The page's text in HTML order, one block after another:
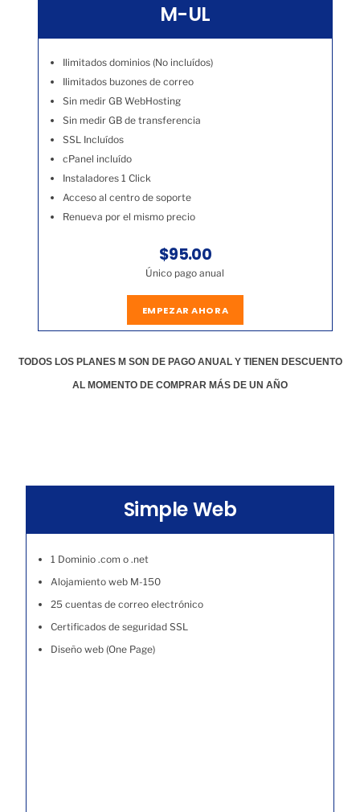
M-UL
Ilimitados dominios (No incluídos)
Ilimitados buzones de correo
Sin medir GB WebHosting
Sin medir GB de transferencia
SSL Incluídos
cPanel incluído
Instaladores 1 Click
Acceso al centro de soporte
Renueva por el mismo precio
$95.00
Único pago anual
EMPEZAR AHORA
TODOS LOS PLANES M SON DE PAGO ANUAL Y TIENEN DESCUENTO
AL MOMENTO DE COMPRAR MÁS DE UN AÑO
Simple Web
1 Dominio .com o .net
Alojamiento web M-150
25 cuentas de correo electrónico
Certificados de seguridad SSL
Diseño web (One Page)